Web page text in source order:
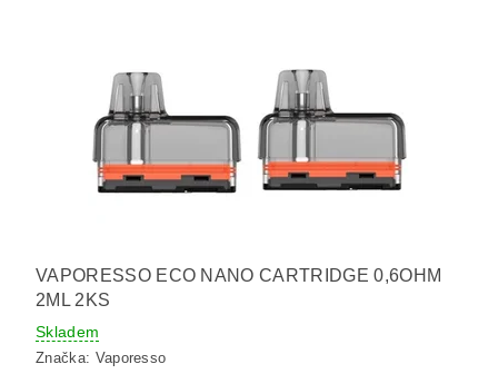
VAPORESSO ECO NANO CARTRIDGE 0,6OHM
2ML 2KS
Skladem
Značka: Vaporesso